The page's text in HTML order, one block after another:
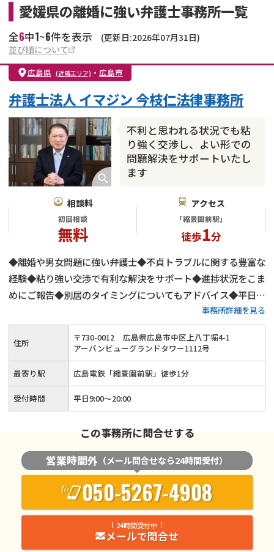
愛媛県の離婚に強い弁護士事務所一覧
全6中1~6件を表示
(更新日:2026年07月31日)
並び順について
広島県 (近隣エリア) ・ 広島市
不利と思われる状況でも粘
り強く交渉し、よい形での
問題解決をサポートいたし
ます
弁護士法人 イマジン 今枝仁法律事務所
相談料
初回相談
無料
アクセス
「縮景園前駅」
徒歩1分
◆離婚や男女問題に強い弁護士◆不貞トラブルに関する豊富な
経験◆粘り強い交渉で有利な解決をサポート◆進捗状況をこま
めにご報告◆別居のタイミングについてもアドバイス◆平日9
時～20時まで相談受付◆夜間・土日祝も対応可能◆初回相談
無料◆広島電鉄「縮景園前駅」徒歩1分
事務所詳細を見る
住所 〒730-0012
広島県広島市中区上八丁堀4-1
アーバンビューグランドタワー1112号
最寄り駅 広島電鉄「縮景園前駅」徒歩1分
受付時間 平日9:00～20:00
この事務所に問合せする
営業時間外 （メール問合せなら24時間受付）
050-5267-4908
24時間受付中
メールで問合せ